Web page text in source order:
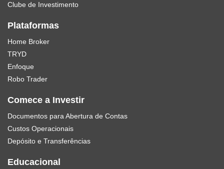
Clube de Investimento
Plataformas
Home Broker
TRYD
Enfoque
Robo Trader
Comece a Investir
Documentos para Abertura de Contas
Custos Operacionais
Depósito e Transferências
Educacional